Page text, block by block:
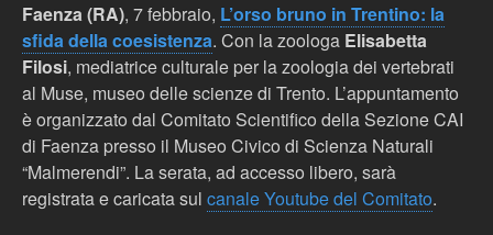
Faenza (RA), 7 febbraio, L’orso bruno in Trentino: la
sfida della coesistenza. Con la zoologa Elisabetta
Filosi, mediatrice culturale per la zoologia dei vertebrati
al Muse, museo delle scienze di Trento. L’appuntamento
è organizzato dal Comitato Scientifico della Sezione CAI
di Faenza presso il Museo Civico di Scienza Naturali
“Malmerendi”. La serata, ad accesso libero, sarà
registrata e caricata sul canale Youtube del Comitato.